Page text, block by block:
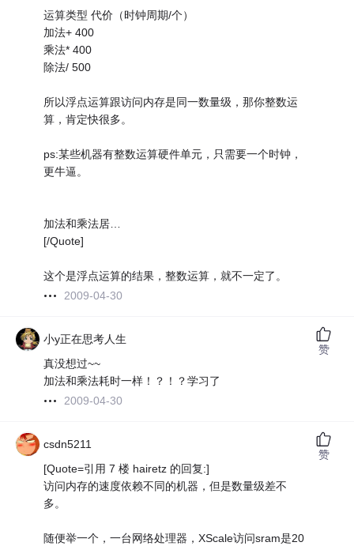
运算类型 代价（时钟周期/个）
加法+ 400
乘法* 400
除法/ 500
所以浮点运算跟访问内存是同一数量级，那你整数运
算，肯定快很多。
ps:某些机器有整数运算硬件单元，只需要一个时钟，
更牛逼。
加法和乘法居…
[/Quote]
这个是浮点运算的结果，整数运算，就不一定了。
2009-04-30
小y正在思考人生
真没想过~~
加法和乘法耗时一样！？！？学习了
2009-04-30
赞
csdn5211
[Quote=引用 7 楼 hairetz 的回复:]
访问内存的速度依赖不同的机器，但是数量级差不
多。
随便举一个，一台网络处理器，XScale访问sram是20
赞